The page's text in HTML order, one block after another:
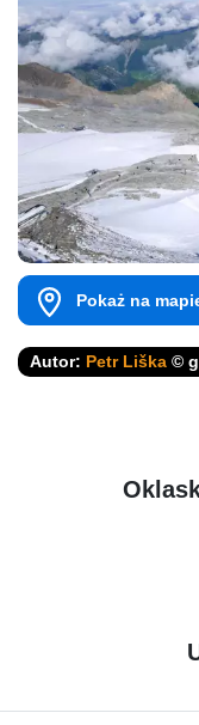
Pokaż na
Autor: Petr Liška ©